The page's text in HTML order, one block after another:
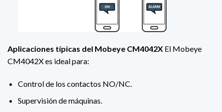
Aplicaciones típicas del Mobeye CM4042X El Mobeye
CM4042X es ideal para:
Control de los contactos NO/NC.
Supervisión de máquinas.